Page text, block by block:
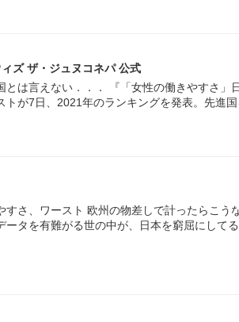
ズ ザ・ジュヌコネパ 公式
とは言えない．．． 『「女性の働きやすさ
トが7日、2021年のランキングを発表。先進国
すさ、ワースト 欧州の物差しで計ったらこ
ータを有難がる世の中が、日本を窮屈にして